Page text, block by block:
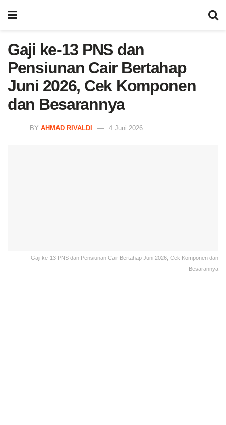
Gaji ke-13 PNS dan
Pensiunan Cair Bertahap
Juni 2026, Cek Komponen
dan Besarannya
BY AHMAD RIVALDI 4 Juni 2026
Gaji ke-13 PNS dan Pensiunan Cair Bertahap Juni 2026, Cek Komponen dan
Besarannya